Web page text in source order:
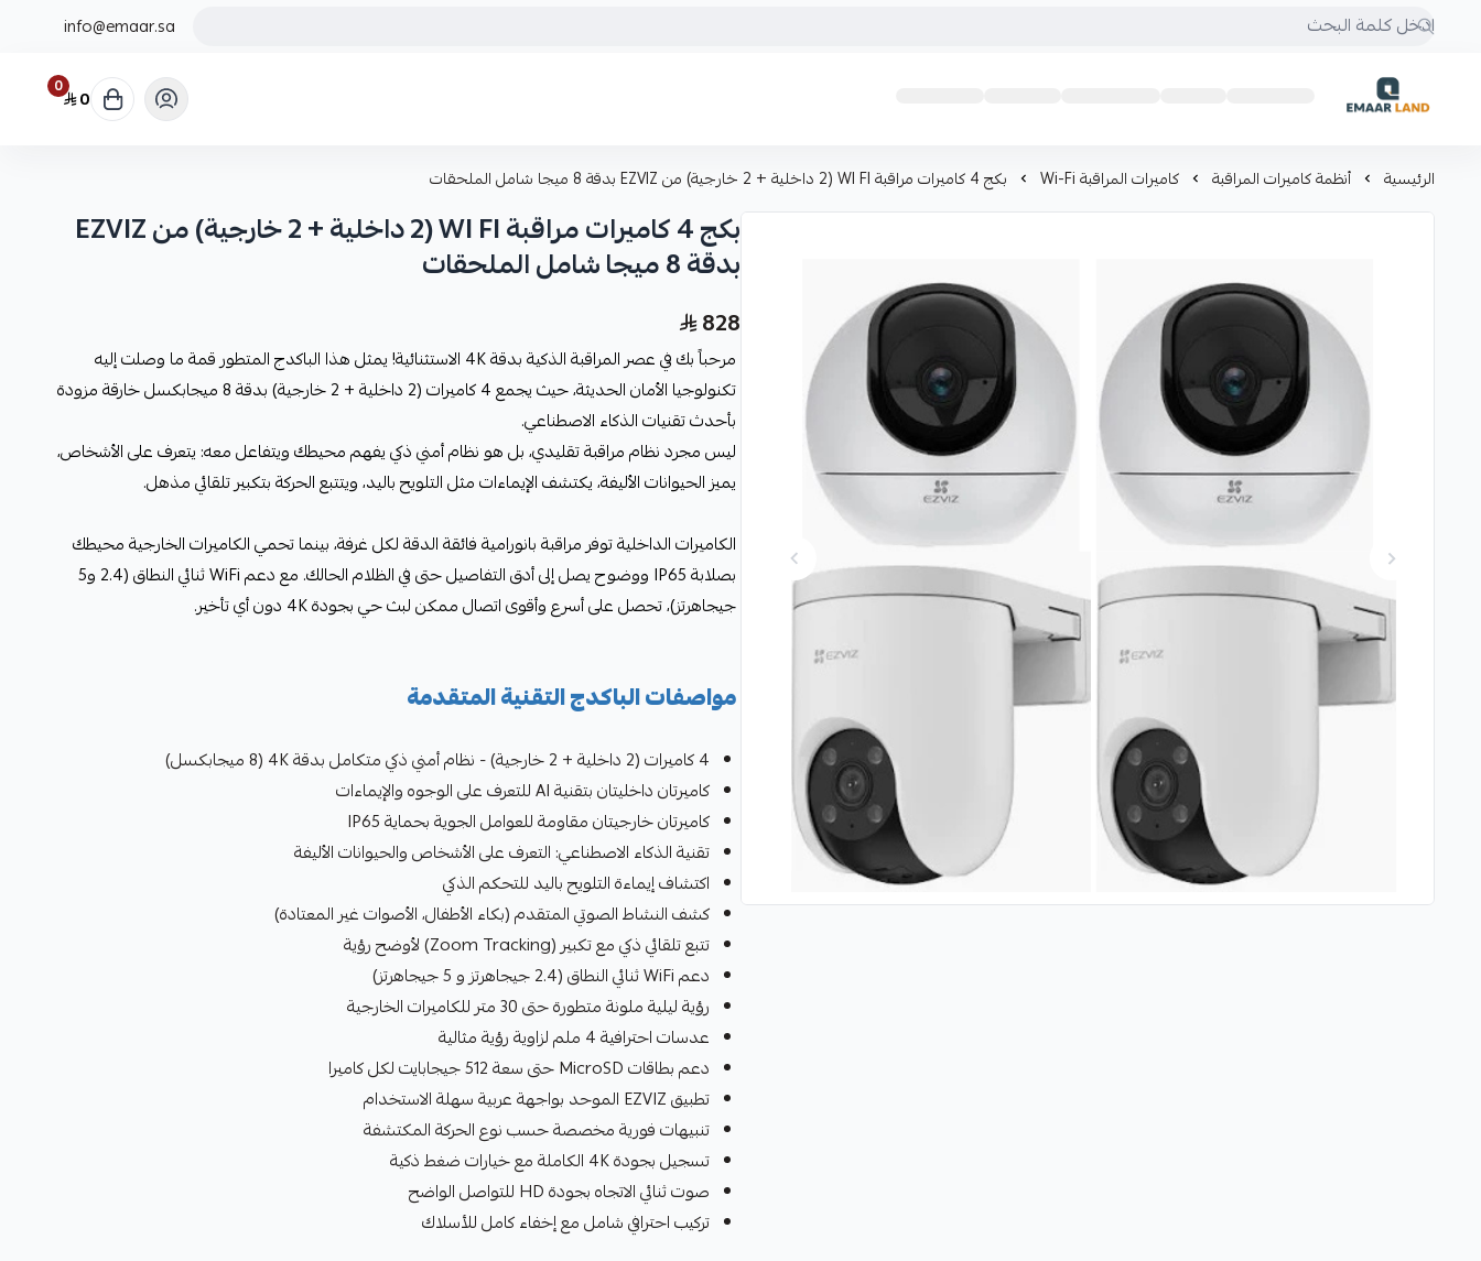
info@emaar.sa
إعمار لاند
0 0
الرئيسية أنظمة كاميرات المراقبة كاميرات المراقبة Wi-Fi بكج 4 كاميرات مراقبة WI FI (2 داخلية + 2 خارجية) من EZVIZ بدقة 8 ميجا شامل الملحقات
بكج 4 كاميرات مراقبة WI FI (2 داخلية + 2 خارجية) من EZVIZ
بدقة 8 ميجا شامل الملحقات
828
مرحباً بك في عصر المراقبة الذكية بدقة 4K الاستثنائية! يمثل هذا الباكدج المتطور قمة ما وصلت إليه
تكنولوجيا الأمان الحديثة، حيث يجمع 4 كاميرات (2 داخلية + 2 خارجية) بدقة 8 ميجابكسل خارقة مزودة
بأحدث تقنيات الذكاء الاصطناعي.
ليس مجرد نظام مراقبة تقليدي، بل هو نظام أمني ذكي يفهم محيطك ويتفاعل معه: يتعرف على الأشخاص،
يميز الحيوانات الأليفة، يكتشف الإيماءات مثل التلويح باليد، ويتتبع الحركة بتكبير تلقائي مذهل.
الكاميرات الداخلية توفر مراقبة بانورامية فائقة الدقة لكل غرفة، بينما تحمي الكاميرات الخارجية محيطك
بصلابة IP65 ووضوح يصل إلى أدق التفاصيل حتى في الظلام الحالك. مع دعم WiFi ثنائي النطاق (2.4 و5
جيجاهرتز)، تحصل على أسرع وأقوى اتصال ممكن لبث حي بجودة 4K دون أي تأخير.
مواصفات الباكدج التقنية المتقدمة
4 كاميرات (2 داخلية + 2 خارجية) - نظام أمني ذكي متكامل بدقة 4K (8 ميجابكسل)
كاميرتان داخليتان بتقنية AI للتعرف على الوجوه والإيماءات
كاميرتان خارجيتان مقاومة للعوامل الجوية بحماية IP65
تقنية الذكاء الاصطناعي: التعرف على الأشخاص والحيوانات الأليفة
اكتشاف إيماءة التلويح باليد للتحكم الذكي
كشف النشاط الصوتي المتقدم (بكاء الأطفال، الأصوات غير المعتادة)
تتبع تلقائي ذكي مع تكبير (Zoom Tracking) لأوضح رؤية
دعم WiFi ثنائي النطاق (2.4 جيجاهرتز و 5 جيجاهرتز)
رؤية ليلية ملونة متطورة حتى 30 متر للكاميرات الخارجية
عدسات احترافية 4 ملم لزاوية رؤية مثالية
دعم بطاقات MicroSD حتى سعة 512 جيجابايت لكل كاميرا
تطبيق EZVIZ الموحد بواجهة عربية سهلة الاستخدام
تنبيهات فورية مخصصة حسب نوع الحركة المكتشفة
تسجيل بجودة 4K الكاملة مع خيارات ضغط ذكية
صوت ثنائي الاتجاه بجودة HD للتواصل الواضح
تركيب احترافي شامل مع إخفاء كامل للأسلاك